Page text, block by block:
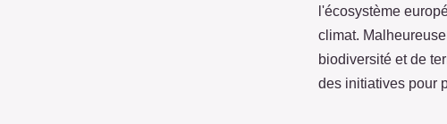
l'écosystème
climat.
biodiversité et de
des initiatives pour